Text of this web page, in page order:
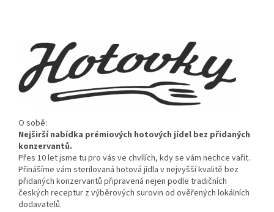
O sobě:
Nejširší nabídka prémiových hotových jídel bez přidaných
konzervantů.
Přes 10 let jsme tu pro vás ve chvílích, kdy se vám nechce vařit.
Přinášíme vám sterilovaná hotová jídla v nejvyšší kvalitě bez
přidaných konzervantů připravená nejen podle tradičních
českých receptur z výběrových surovin od ověřených lokálních
dodavatelů.